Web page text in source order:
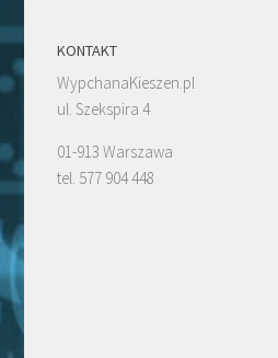
KONTAKT
WypchanaKieszen.pl
ul. Szekspira 4
01-913 Warszawa
tel. 577 904 448